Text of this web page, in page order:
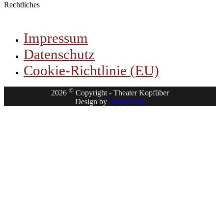
Rechtliches
Impressum
Datenschutz
Cookie-Richtlinie (EU)
2026 © Copyright - Theater Kopfüber
Design by Suat Barlak